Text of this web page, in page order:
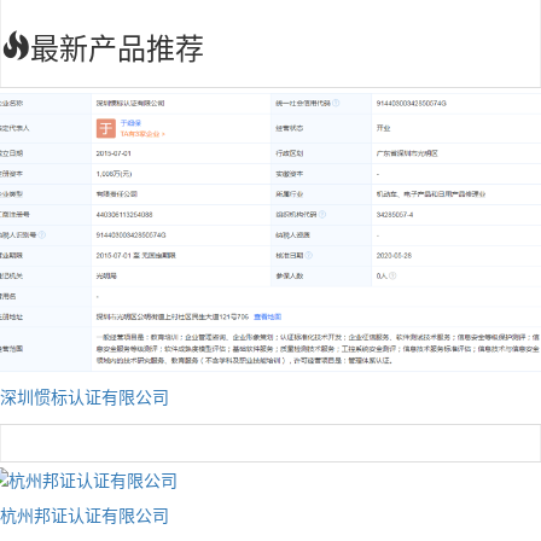
最新产品推荐
深圳惯标认证有限公司
杭州邦证认证有限公司